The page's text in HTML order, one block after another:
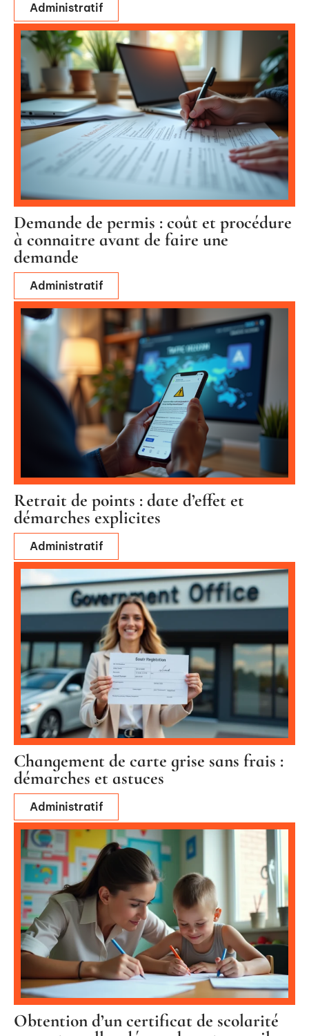
Administratif
Demande de permis : coût et procédure
à connaitre avant de faire une
demande
Administratif
Retrait de points : date d’effet et
démarches explicites
Administratif
Changement de carte grise sans frais :
démarches et astuces
Administratif
Obtention d’un certificat de scolarité